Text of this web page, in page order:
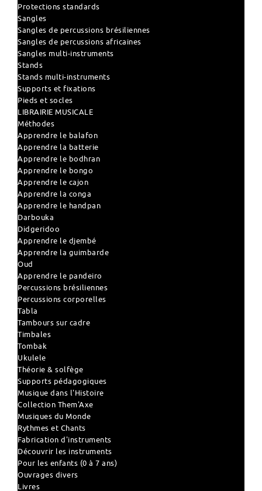
Protections standards
Sangles
Sangles de percussions brésiliennes
Sangles de percussions africaines
Sangles multi-instruments
Stands
Stands multi-instruments
Supports et fixations
Pieds et socles
LIBRAIRIE MUSICALE
Méthodes
Apprendre le balafon
Apprendre la batterie
Apprendre le bodhran
Apprendre le bongo
Apprendre le cajon
Apprendre la conga
Apprendre le handpan
Darbouka
Didgeridoo
Apprendre le djembé
Apprendre la guimbarde
Oud
Apprendre le pandeiro
Percussions brésiliennes
Percussions corporelles
Tabla
Tambours sur cadre
Timbales
Tombak
Ukulele
Théorie & solfège
Supports pédagogiques
Musique dans l'Histoire
Collection Them'Axe
Musiques du Monde
Rythmes et Chants
Fabrication d'instruments
Découvrir les instruments
Pour les enfants (0 à 7 ans)
Ouvrages divers
Livres